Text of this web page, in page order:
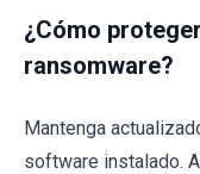
¿Cómo
ransomware?
Mantenga
software instalado.